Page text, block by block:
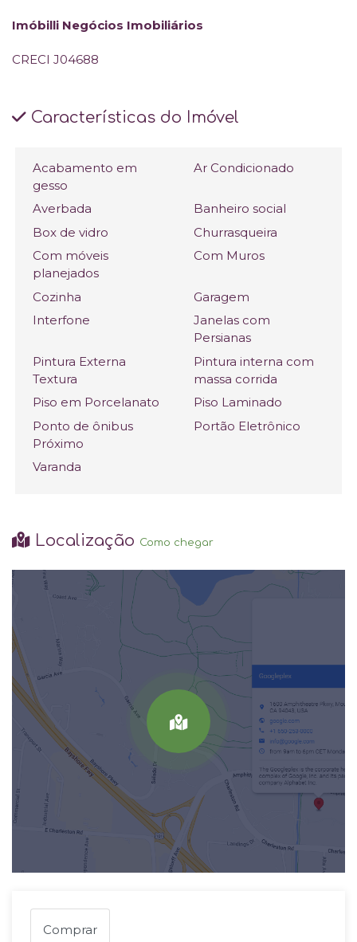
Imóbilli Negócios Imobiliários
CRECI J04688
Características do Imóvel
Acabamento em
gesso
Ar Condicionado
Averbada
Banheiro social
Box de vidro
Churrasqueira
Com móveis
planejados
Com Muros
Cozinha
Garagem
Interfone
Janelas com
Persianas
Pintura Externa
Textura
Pintura interna com
massa corrida
Piso em Porcelanato
Piso Laminado
Ponto de ônibus
Próximo
Portão Eletrônico
Varanda
Localização Como chegar
Comprar